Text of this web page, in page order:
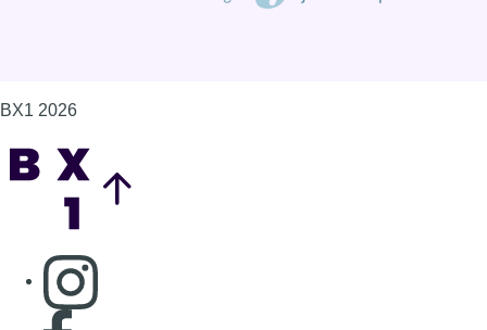
BX1 2026
Consulter page Instagram
Consulter page Facebook